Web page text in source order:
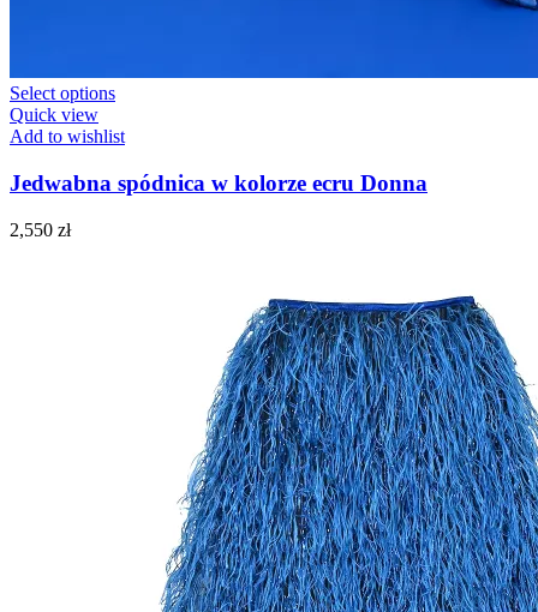
Select options
Quick view
Add to wishlist
Jedwabna spódnica w kolorze ecru Donna
2,550 zł